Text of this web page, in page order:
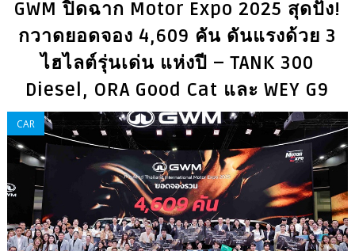
GWM ปิดฉาก Motor Expo 2025 สุดปัง!
กวาดยอดจอง 4,609 คัน ดันแรงด้วย 3
ไฮไลต์รุ่นเด่น แห่งปี – TANK 300
Diesel, ORA Good Cat และ WEY G9
CAR